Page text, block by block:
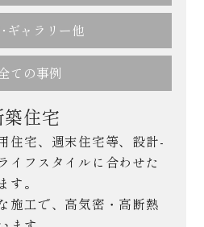
ギャラリー他
ての事例
築住宅
住宅、週末住宅等、設計-
イフスタイルに合わせた
す。
施工で、高気密・高断熱